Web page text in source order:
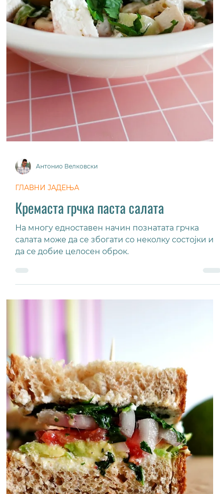
Фритата со спанаќ
Фритатата е одличен начин да се вметне
зеленчук уште во појадокот, а може да се прават
различни комбинации.